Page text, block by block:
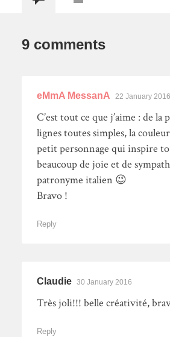
9 comments
eMmA MessanA 22 January 2016
C’est tout ce que j’aime : de la
lignes toutes simples, la
petit personnage qui inspire
beaucoup de joie et de
patronyme italien 😉
Bravo !
Reply
Claudie 30 January 2016
Très joli!!! belle créativité,
Reply